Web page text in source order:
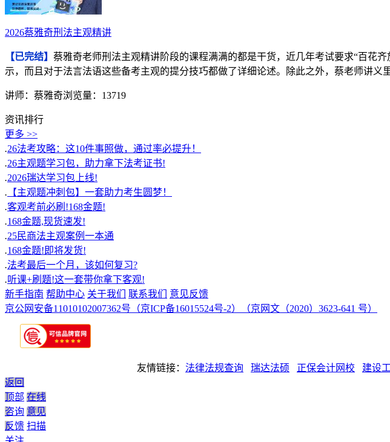
2026蔡雅奇刑法主观精讲
【已完结】 蔡雅奇老师刑法主观精讲阶段的课程满满的都是干货，近几年考试要求“百花
示，而且对于法言法语这些备考主观的提分技巧都做了详细论述。除此之外，蔡老师讲义
讲师：蔡雅奇浏览量：13719
资讯排行
更多 >>
.26法考攻略：这10件事照做，通过率必提升！
.26主观题学习包，助力拿下法考证书!
.2026瑞达学习包上线!
. 【主观题冲刺包】一套助力考生圆梦！
.客观考前必刷!168金题!
.168金题,现货速发!
.25民商法主观案例一本通
.168金题!即将发货!
.法考最后一个月，该如何复习?
.听课+刷题!这一套带你拿下客观!
新手指南 帮助中心 关于我们 联系我们
意见反馈
京公网安备11010102007362号 （京ICP备16015524号-2） （京网文（2020）3623-641 号）
友情链接： 法律法规查询 瑞达法硕 正保会计网校 建设
返回
顶部 在线
咨询 意见
反馈 扫描